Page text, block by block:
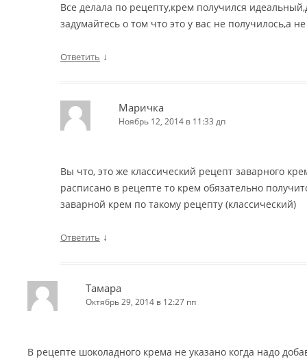
Все делала по рецепту,крем получился
задумайтесь о том что это у вас не получилось,а
Ответить ↓
Маричка
Ноябрь 12, 2014 в 11:33 дп
Вы что, это же классический рецепт заварного
расписано в рецепте то крем обязательно
заварной крем по такому рецепту (классический)
Ответить ↓
Тамара
Октябрь 29, 2014 в 12:27 пп
В рецепте шоколадного крема не указано когда надо